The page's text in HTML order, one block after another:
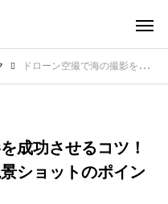
ドローン空撮で海の撮影を成功させるコツ！水面の反射を活かした絶景ショットのポイント
成功させるコツ！
ショットのポイン